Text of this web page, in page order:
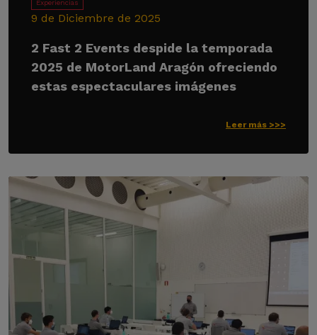
Experiencias
9 de Diciembre de 2025
2 Fast 2 Events despide la temporada
2025 de MotorLand Aragón ofreciendo
estas espectaculares imágenes
Leer más >>>